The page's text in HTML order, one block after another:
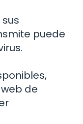
puede
de